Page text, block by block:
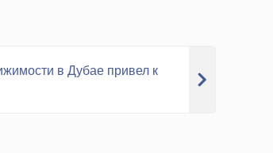
в Дубае привел к